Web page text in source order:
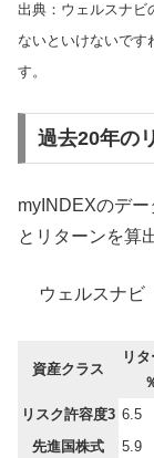
出典：ウェルスナビ
ないといけないです
す。
過去20年の
myINDEXのデ
とリターンを算
ウェルスナビ
資産クラス
リ
リスク許容度3 6.5
先進国株式
5.9